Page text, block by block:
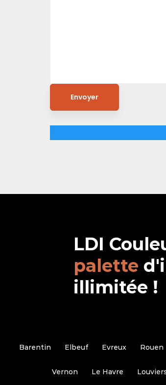
LDI
palette
illimitée !
Barentin Elbeuf Evreux Rouen
Vernon Le Havre